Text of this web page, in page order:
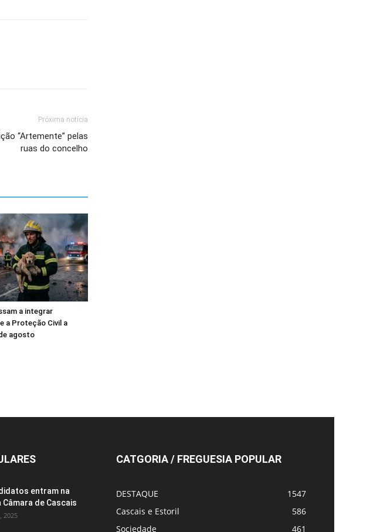
Próxima notícia
“Artemente” pelas
ruas do concelho
a integrar
a Proteção Civil a
agosto
entram na
de Cascais
2025
CATGORIA / FREGUESIA POPULAR
DESTAQUE
1547
Cascais e Estoril
586
Sociedade
461